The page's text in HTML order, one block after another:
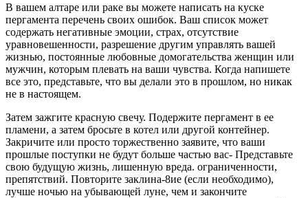
В вашем алтаре или раке вы можете написать на куске
пергамента перечень своих ошибок. Ваш список может
содержать негативные эмоции, страх, отсут­ствие
уравновешенности, разрешение другим управ­лять вашей
жизнью, постоянные любовные домога­тельства женщин или
мужчин, которым плевать на ва­ши чувства. Когда напишете
все это, представьте, что вы делали это в прошлом, но никак
не в настоящем.
Затем зажгите красную свечу. Подержите пергамент в ее
пламени, а затем бросьте в котел или другой кон­тейнер.
Закричите или просто торжественно заявите, что ваши
прошлые поступки не будут больше частью вас- Представьте
свою будущую жизнь, лишенную вреда. ограниченности,
препятствий. Повторите заклина-8ие (если необходимо),
лучше ночью на убывающей луне, чем и закончите